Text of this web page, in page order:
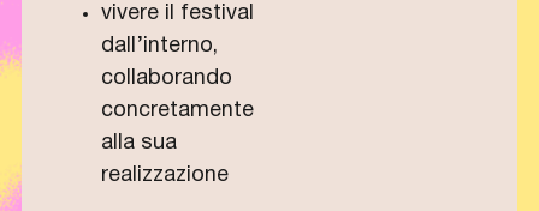
vivere il festival
dall’interno,
collaborando
concretamente
alla sua
realizzazione